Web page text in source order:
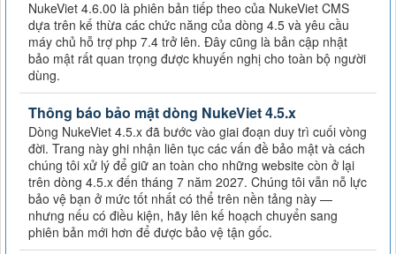
NukeViet 4.6.00 là phiên bản tiếp theo của NukeViet CMS
dựa trên kế thừa các chức năng của dòng 4.5 và yêu cầu
máy chủ hỗ trợ php 7.4 trở lên. Đây cũng là bản cập nhật
bảo mật rất quan trọng được khuyến nghị cho toàn bộ người
dùng.
Thông báo bảo mật dòng NukeViet 4.5.x
Dòng NukeViet 4.5.x đã bước vào giai đoạn duy trì cuối vòng
đời. Trang này ghi nhận liên tục các vấn đề bảo mật và cách
chúng tôi xử lý để giữ an toàn cho những website còn ở lại
trên dòng 4.5.x đến tháng 7 năm 2027. Chúng tôi vẫn nỗ lực
bảo vệ bạn ở mức tốt nhất có thể trên nền tảng này —
nhưng nếu có điều kiện, hãy lên kế hoạch chuyển sang
phiên bản mới hơn để được bảo vệ tận gốc.